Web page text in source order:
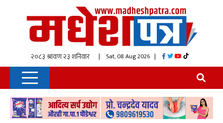
| Sat, 08 Aug 2026 |